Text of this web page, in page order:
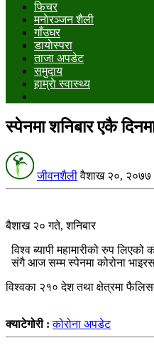
फिचर
मनाेरञ्जन शैली
गाँउघर
डायाेस्परा
ताजा अपडेट
समुदाय
हाम्राे स्वास्थ्य
स्पेनमा शनिबार एकै
जीवनशैली वैशाख २०,
बैशाख २० गते, शनिबार
विश्व ब्यापी महामारीको रुप
संगै आज सम्म स्पेनमा कोरोना
विश्वका २१० देश तथा क्षेत्रमा
क्याटेगोरी :कोरोना अपडेट